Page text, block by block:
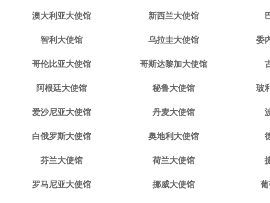
澳大利亚大使馆 新西兰大使馆
智利大使馆 乌拉圭大使馆 委
哥伦比亚大使馆 哥斯达黎加大使馆
阿根廷大使馆 秘鲁大使馆 玻
爱沙尼亚大使馆 丹麦大使馆
白俄罗斯大使馆 奥地利大使馆
芬兰大使馆 荷兰大使馆
罗马尼亚大使馆 挪威大使馆